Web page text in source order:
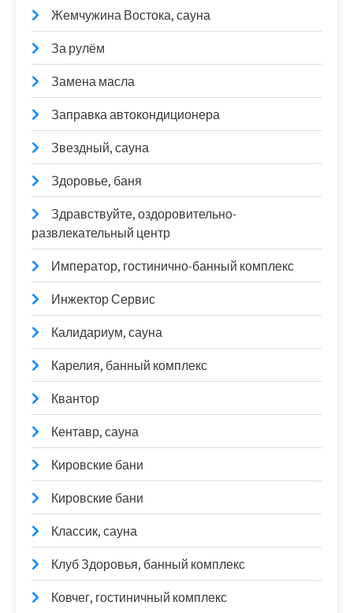
Жемчужина Востока, сауна
За рулём
Замена масла
Заправка автокондиционера
Звездный, сауна
Здоровье, баня
Здравствуйте, оздоровительно-
развлекательный центр
Император, гостинично-банный комплекс
Инжектор Сервис
Калидариум, сауна
Карелия, банный комплекс
Квантор
Кентавр, сауна
Кировские бани
Кировские бани
Классик, сауна
Клуб Здоровья, банный комплекс
Ковчег, гостиничный комплекс